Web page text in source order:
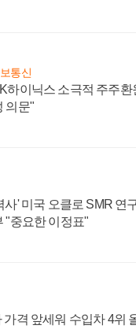
통신
하이닉스 소극적 주주환
의문"
' 미국 오클로 SMR 연
"중요한 이정표"
가격 앞세워 수입차 4위